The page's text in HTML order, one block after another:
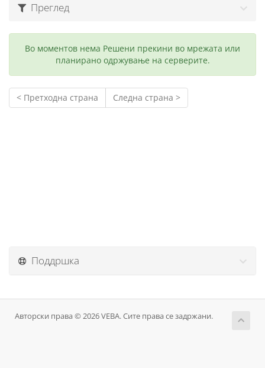
Преглед
Во моментов нема Решени прекини во мрежата или
планирано одржување на серверите.
< Претходна страна Следна страна >
Поддршка
Авторски права © 2026 VEBA. Сите права се задржани.